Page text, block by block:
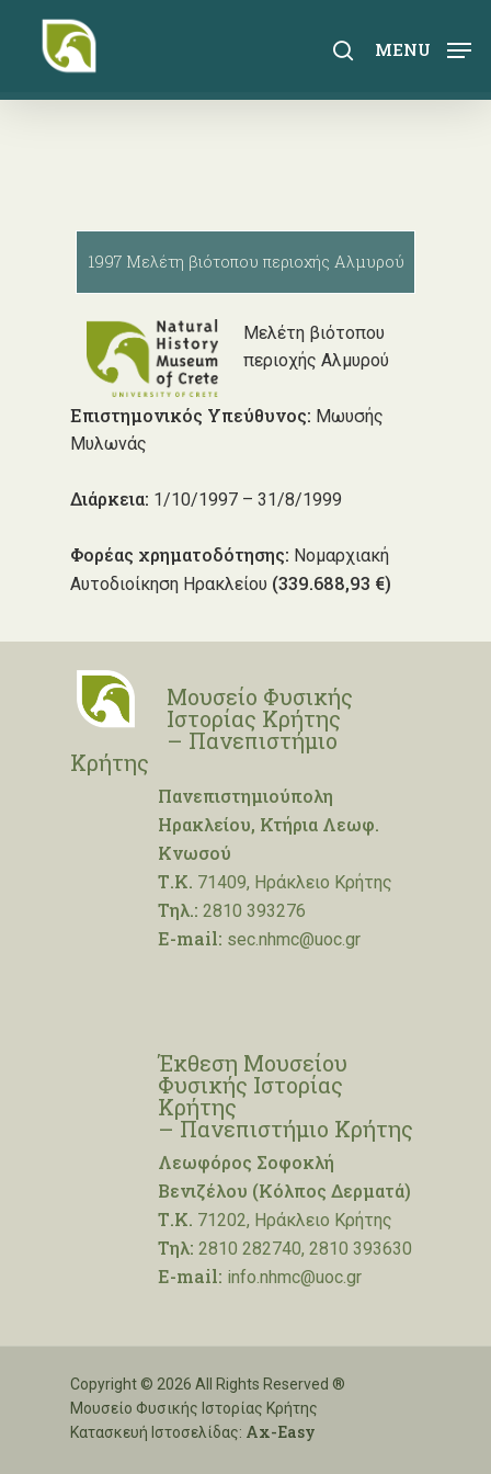
content
search
MENU
1997 Μελέτη βιότοπου περιοχής Αλμυρού
Μελέτη βιότοπου
περιοχής Αλμυρού
Επιστημονικός Υπεύθυνος: Μωυσής
Μυλωνάς
Διάρκεια: 1/10/1997 – 31/8/1999
Φορέας χρηματοδότησης: Νομαρχιακή
Αυτοδιοίκηση Ηρακλείου (339.688,93 €)
Μουσείο Φυσικής
Ιστορίας Κρήτης
– Πανεπιστήμιο
Κρήτης
Πανεπιστημιούπολη
Ηρακλείου, Κτήρια Λεωφ.
Κνωσού
Τ.Κ. 71409, Ηράκλειο Κρήτης
Τηλ.: 2810 393276
E-mail: sec.nhmc@uoc.gr
Έκθεση Μουσείου
Φυσικής Ιστορίας
Κρήτης
– Πανεπιστήμιο Κρήτης
Λεωφόρος Σοφοκλή
Βενιζέλου (Κόλπος Δερματά)
Τ.Κ. 71202, Ηράκλειο Κρήτης
Τηλ: 2810 282740, 2810 393630
E-mail: info.nhmc@uoc.gr
Copyright © 2026 All Rights Reserved ®
Μουσείο Φυσικής Ιστορίας Κρήτης
Κατασκευή Ιστοσελίδας: Ax-Easy